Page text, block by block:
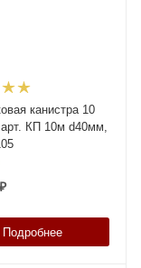
канистра 10
КП 10м d40мм,
Подробнее